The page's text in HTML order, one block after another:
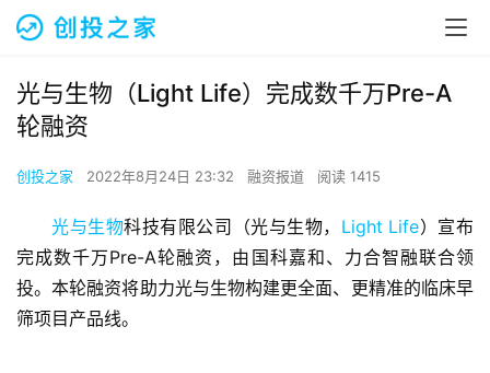
光与生物（Light Life）完成数千万Pre-A
轮融资
创投之家 2022年8月24日 23:32 融资报道 阅读 1415
光与生物科技有限公司（光与生物， Light Life）宣布
完成数千万Pre-A轮融资，由国科嘉和、力合智融联合领
投。本轮融资将助力光与生物构建更全面、更精准的临床早
筛项目产品线。